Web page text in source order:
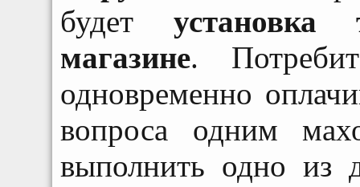
будет
магазине.
одновременно
вопроса одним
выполнить одно из